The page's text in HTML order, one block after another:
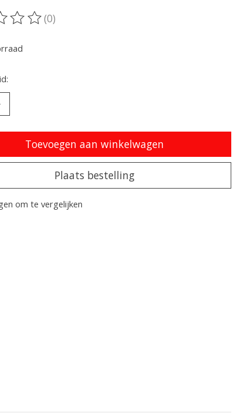
van dit product is
(0)
Toevoegen aan winkelwagen
Plaats bestelling
om te vergelijken